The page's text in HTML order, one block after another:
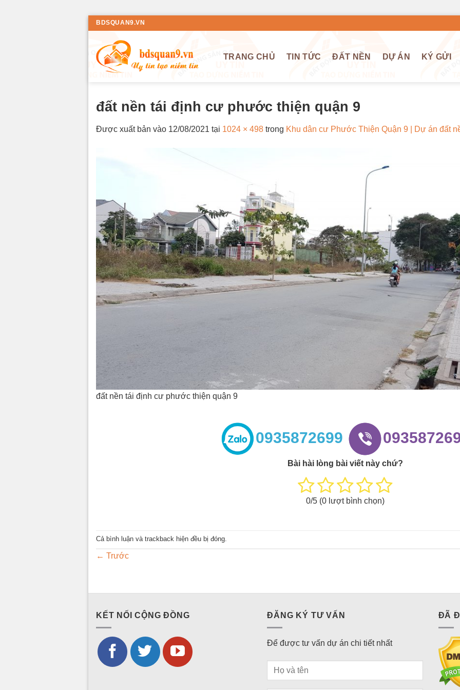
Bỏ
dung
BDSQUAN9.VN
TRANG CHỦ TIN TỨC ĐẤT NỀN DỰ ÁN KÝ GỬI
đất nền tái định cư phước thiện quận 9
Được xuất bản vào 12/08/2021 tại 1024 × 498 trong Khu dân cư Phước Thiện Quận 9 | Dự án đất
đất nền tái định cư phước thiện quận 9
0935872699
Bài hài lòng bài viết này chứ?
0/5 (0lượt bình chọn)
Cả bình luận và trackback hiện đều bị đóng.
← Trước
KẾT NỐI CỘNG ĐỒNG ĐĂNG KÝ TƯ VẤN
Để được tư vấn dự án chi tiết nhất
ĐÃ